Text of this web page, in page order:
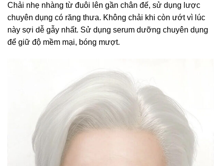
Chải nhẹ nhàng từ đuôi lên gần chân đế, sử dụng lược
chuyên dụng có răng thưa. Không chải khi còn ướt vì lúc
này sợi dễ gẫy nhất. Sử dụng serum dưỡng chuyên dụng
để giữ độ mềm mại, bóng mượt.